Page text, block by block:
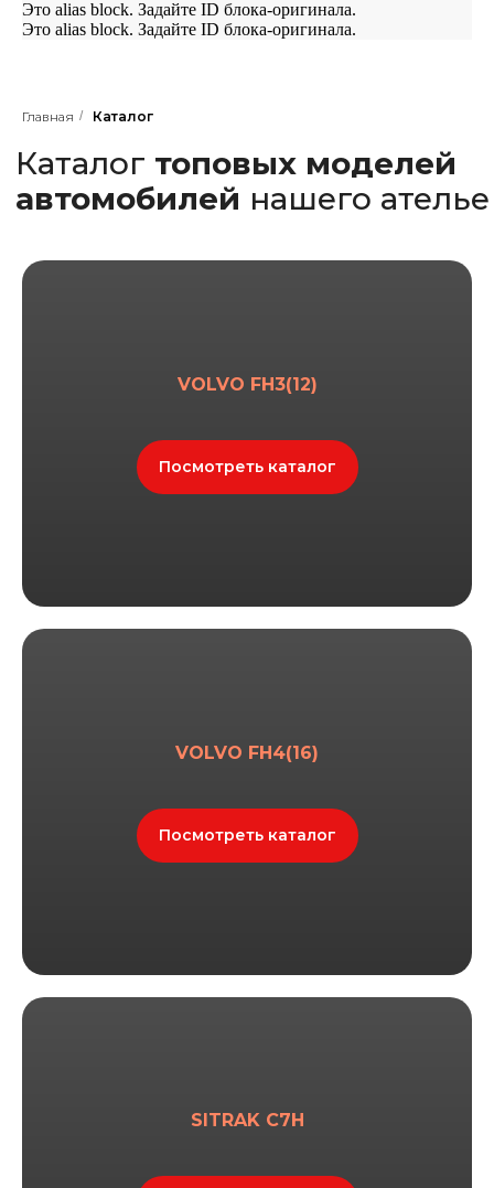
Это alias block. Задайте ID блока-оригинала.
Это alias block. Задайте ID блока-оригинала.
Главная / Каталог
Каталогтоповых моделей
VOLVO FH3(12)
Посмотреть каталог
VOLVO FH4(16)
Посмотреть каталог
SITRAK C7H